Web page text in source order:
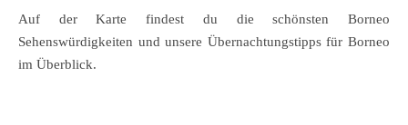
Auf der Karte findest du die schönsten Borneo
Sehenswürdigkeiten und unsere Übernachtungstipps für Borneo
im Überblick.